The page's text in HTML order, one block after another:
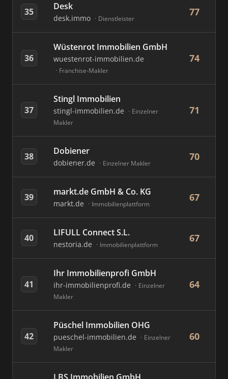
35 Desk
desk.immo Dienstleister
77
36
Wüstenrot Immobilien GmbH
wuestenrot-immobilien.de
Franchise-Makler
74
37
Stingl Immobilien
stingl-immobilien.de
Einzelner
Makler
71
38 Dobiener
dobiener.de Einzelner Makler
70
39 markt.de GmbH & Co. KG
markt.de Immobilienplattform
67
40 LIFULL Connect S.L.
nestoria.de Immobilienplattform
67
41
Ihr Immobilienprofi GmbH
ihr-immobilienprofi.de
Einzelner
Makler
64
42
Püschel Immobilien OHG
pueschel-immobilien.de
Einzelner
Makler
60